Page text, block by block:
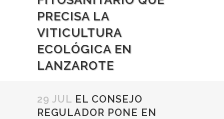
PRECISA LA
VITICULTURA
ECOLÓGICA EN
LANZAROTE
29 JUL EL CONSEJO
REGULADOR PONE EN